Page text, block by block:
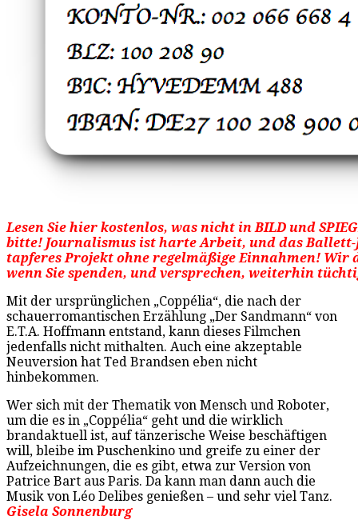
Lesen Sie hier kostenlos, was nicht in BILD und
bitte! Journalismus ist harte Arbeit, und das
tapferes Projekt ohne regelmäßige Einnahmen! Wir
wenn Sie spenden, und versprechen, weiterhin
Mit der ursprünglichen „Coppélia“, die nach der
schauerromantischen Erzählung „Der Sandmann“ von
E.T.A. Hoffmann entstand, kann dieses Filmchen
jedenfalls nicht mithalten. Auch eine akzeptable
Neuversion hat Ted Brandsen eben nicht
hinbekommen.
Wer sich mit der Thematik von Mensch und Roboter,
um die es in „Coppélia“ geht und die wirklich
brandaktuell ist, auf tänzerische Weise beschäftigen
will, bleibe im Puschenkino und greife zu einer der
Aufzeichnungen, die es gibt, etwa zur Version von
Patrice Bart aus Paris. Da kann man dann auch die
Musik von Léo Delibes genießen – und sehr viel Tanz.
Gisela Sonnenburg